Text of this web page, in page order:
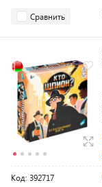
Сравнить
Код: 392717